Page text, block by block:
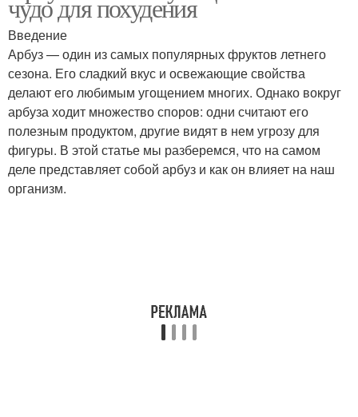
чудо для похудения
Введение
Арбуз — один из самых популярных фруктов летнего
сезона. Его сладкий вкус и освежающие свойства
делают его любимым угощением многих. Однако вокруг
арбуза ходит множество споров: одни считают его
полезным продуктом, другие видят в нем угрозу для
фигуры. В этой статье мы разберемся, что на самом
деле представляет собой арбуз и как он влияет на наш
организм.